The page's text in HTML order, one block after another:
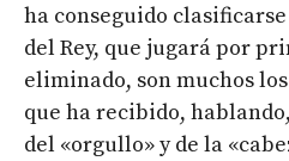
ha conseguido
del Rey, que jugará por
eliminado, son muchos
que ha recibido,
del «orgullo» y de la